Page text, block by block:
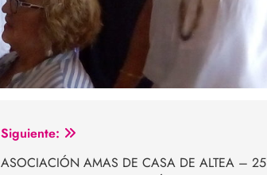
Siguiente:
ASOCIACIÓN AMAS DE CASA DE ALTEA – 25